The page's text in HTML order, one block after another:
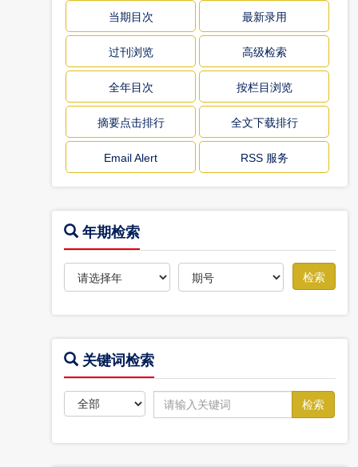
当期目次 最新录用
过刊浏览 高级检索
全年目次 按栏目浏览
摘要点击排行 全文下载排行
Email Alert RSS 服务
年期检索
关键词检索